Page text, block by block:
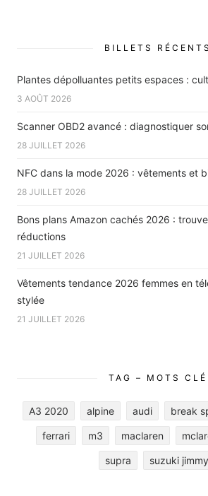
BILLETS RÉCENTS
Plantes dépolluantes petits espaces :
3 AOÛT 2026
Scanner OBD2 avancé : diagnostiquer
28 JUILLET 2026
NFC dans la mode 2026 : vêtements et
28 JUILLET 2026
Bons plans Amazon cachés 2026 :
réductions
21 JUILLET 2026
Vêtements tendance 2026 femmes en
stylée
21 JUILLET 2026
TAG – MOTS CLÉ
A3 2020 alpine audi break
ferrari m3 maclaren
supra suzuki jimmy